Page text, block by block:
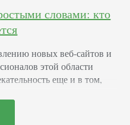
словами: кто
новых веб-сайтов и
этой области
еще и в том,
находится на стадии
и готов начать все с